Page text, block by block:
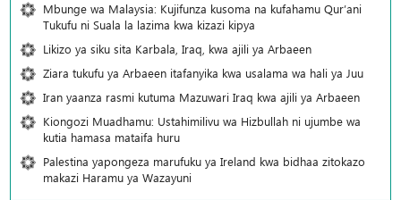
Mbunge wa Malaysia: Kujifunza kusoma na kufahamu Qur’ani
Tukufu ni Suala la lazima kwa kizazi kipya
Likizo ya siku sita Karbala, Iraq, kwa ajili ya Arbaeen
Ziara tukufu ya Arbaeen itafanyika kwa usalama wa hali ya Juu
Iran yaanza rasmi kutuma Mazuwari Iraq kwa ajili ya Arbaeen
Kiongozi Muadhamu: Ustahimilivu wa Hizbullah ni ujumbe wa
kutia hamasa mataifa huru
Palestina yapongeza marufuku ya Ireland kwa bidhaa zitokazo
makazi Haramu ya Wazayuni